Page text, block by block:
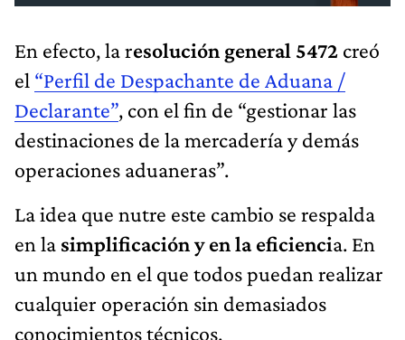
En efecto, la resolución general 5472 creó
el “Perfil de Despachante de Aduana /
Declarante”, con el fin de “gestionar las
destinaciones de la mercadería y demás
operaciones aduaneras”.
La idea que nutre este cambio se respalda
en la simplificación y en la eficiencia. En
un mundo en el que todos puedan realizar
cualquier operación sin demasiados
conocimientos técnicos.